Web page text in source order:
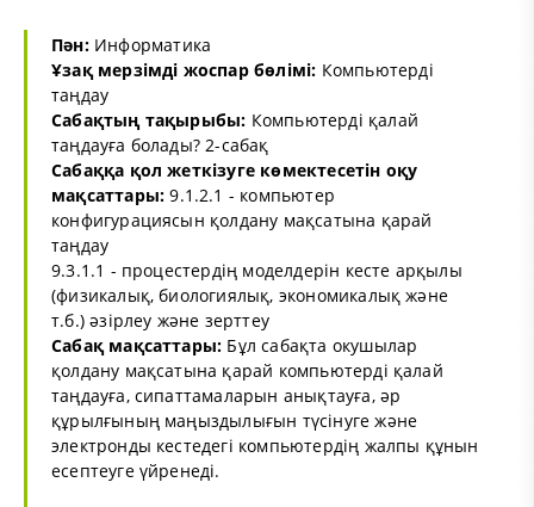
Пән:Информатика
Ұзақ мерзімді жоспар бөлімі: Компьютерді
таңдау
Сабақтың тақырыбы: Компьютерді қалай
таңдауға болады? 2-сабақ
Сабаққа қол жеткізуге көмектесетін оқу
мақсаттары: 9.1.2.1 - компьютер
конфигурациясын қолдану мақсатына қарай
таңдау
9.3.1.1 - процестердің моделдерін кесте арқылы
(физикалық, биологиялық, экономикалық және
т.б.) әзірлеу және зерттеу
Сабақ мақсаттары: Бұл сабақта окушылар
қолдану мақсатына қарай компьютерді қалай
таңдауға, сипаттамаларын анықтауға, әр
құрылғының маңыздылығын түсінуге және
электронды кестедегі компьютердің жалпы құнын
есептеуге үйренеді.